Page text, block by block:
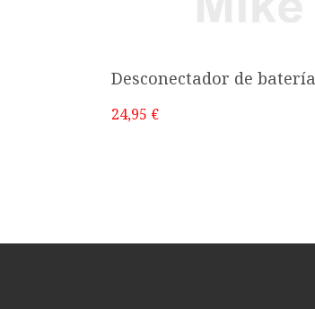
Desconectador de batería
24,95 €